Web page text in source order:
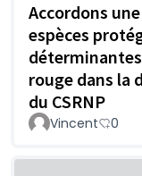
Accordons
espèces
rouge dans la
du CSRNP
Vincent 0